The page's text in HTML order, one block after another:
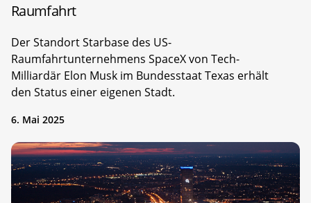
Raumfahrt
Der Standort Starbase des US-
Raumfahrtunternehmens SpaceX von Tech-
Milliardär Elon Musk im Bundesstaat Texas erhält
den Status einer eigenen Stadt.
6. Mai 2025